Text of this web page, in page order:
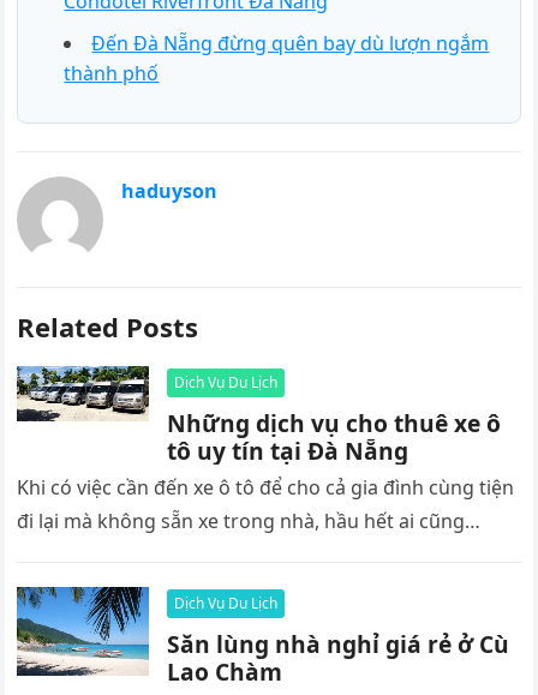
Đến Đà Nẵng đừng quên bay dù lượn ngắm
thành phố
haduyson
Related Posts
Dịch Vụ Du Lịch
Những dịch vụ cho thuê xe ô
tô uy tín tại Đà Nẵng
Khi có việc cần đến xe ô tô để cho cả gia đình cùng tiện
đi lại mà không sẵn xe trong nhà, hầu hết ai cũng…
Dịch Vụ Du Lịch
Săn lùng nhà nghỉ giá rẻ ở Cù
Lao Chàm